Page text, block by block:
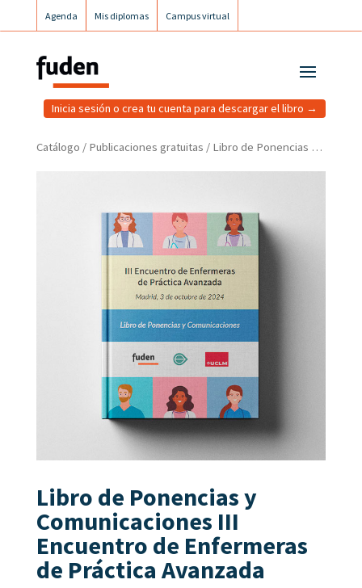
Agenda Mis diplomas Campus virtual
Catálogo / Publicaciones gratuitas / Libro de Ponencias y Comunicaciones III Encuentro de Enfermeras de Práctica Avanzada
Inicia sesión o crea tu cuenta para descargar el libro →
Libro de Ponencias y
Comunicaciones III
Encuentro de Enfermeras
de Práctica Avanzada